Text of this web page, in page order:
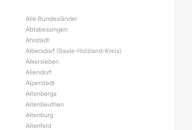
Alle Bundesländer
Abtsbessingen
Ahlstädt
Albersdorf (Saale-Holzland-Kreis)
Alkersleben
Allendorf
Alperstedt
Altenberga
Altenbeuthen
Altenburg
Altenfeld